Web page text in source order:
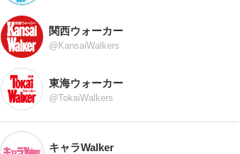
関西ウォーカー
@KansaiWalkers
東海ウォーカー
@TokaiWalkers
キャラWalker